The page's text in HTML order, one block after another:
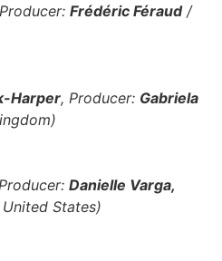
Frédéric Féraud/
Harper, Producer: Gabriela
Danielle Varga,
States)